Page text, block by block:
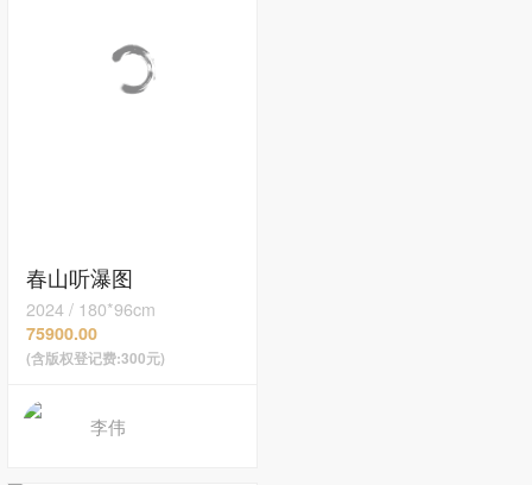
春山听瀑图
2024/ 180*96cm
75900.00
(含版权登记费:300元)
李伟